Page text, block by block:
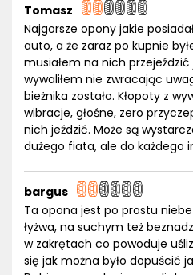
Tomasz
Najgorsze opony jakie
auto, a że zaraz po kupnie
musiałem na nich
wywaliłem nie zwracając
bieżnika zostało. Kłopoty z
wibracje, głośne, zero
nich jeździć. Może są
dużego fiata, ale do każdego
bargus
Ta opona jest po prostu
łyżwa, na suchym też
w zakrętach co powoduje
się jak można było dopuścić